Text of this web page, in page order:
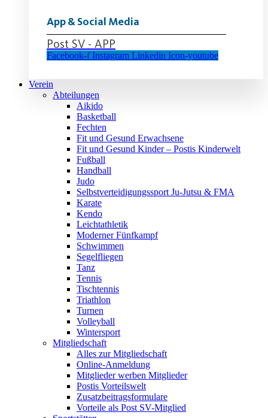
App & Social Media
Post SV - APP
Facebook-f Instagram Linkedin Icon-youtube
Verein
Abteilungen
Aikido
Basketball
Fechten
Fit und Gesund Erwachsene
Fit und Gesund Kinder – Postis Kinderwelt
Fußball
Handball
Judo
Selbstverteidigungssport Ju-Jutsu & FMA
Karate
Kendo
Leichtathletik
Moderner Fünfkampf
Schwimmen
Segelfliegen
Tanz
Tennis
Tischtennis
Triathlon
Turnen
Volleyball
Wintersport
Mitgliedschaft
Alles zur Mitgliedschaft
Online-Anmeldung
Mitglieder werben Mitglieder
Postis Vorteilswelt
Zusatzbeitragsformulare
Vorteile als Post SV-Mitglied